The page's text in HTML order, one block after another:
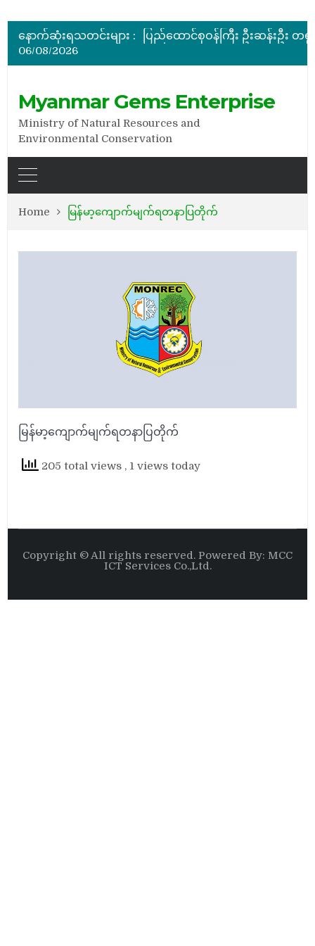
နောက်ဆုံးရသတင်းများ :
အိတ်ဖွင့်တင်ဒါခေါ်ယူခြင်း
06/08/2026
Myanmar Gems Enterprise
Ministry of Natural Resources and
Environmental Conservation
Home မြန်မာ့ကျောက်မျက်ရတနာပြတိုက်
မြန်မာ့ကျောက်မျက်ရတနာပြတိုက်
205 total views , 1 views today
Copyright © All rights reserved. Powered By: MCC
ICT Services Co.,Ltd.